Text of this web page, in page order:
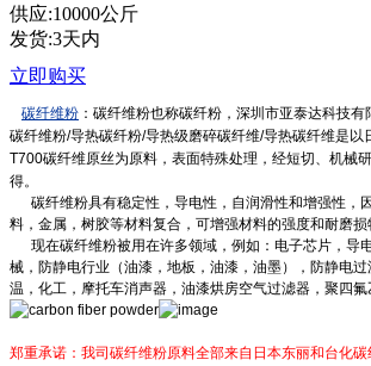
供应:10000公斤
发货:3天内
立即购买
碳纤维粉 ：碳纤维粉也称碳纤粉，深圳市亚泰达科技
碳纤维粉/导热碳纤粉/导热级磨碎碳纤维/导热碳纤维是以
T700碳纤维原丝为原料，表面特殊处理，经短切、机械
得。
碳纤维粉具有稳定性，导电性，自润滑性和增强性，
料，金属，树胶等材料复合，可增强材料的强度和耐磨损
现在碳纤维粉被用在许多领域，例如：电子芯片，导
械，防静电行业（油漆，地板，油漆，油墨），防静电
温，化工，摩托车消声器，油漆烘房空气过滤器，聚四氟
郑重承诺：我司碳纤维粉原料全部来自日本东丽和台化